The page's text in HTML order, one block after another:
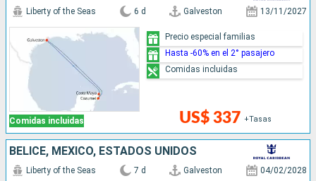
Comidas incluidas
Liberty of the Seas 6 d Galveston 13/11/2027
US$ 337 +Tasas
Precio especial familias
Hasta -60% en el 2° pasajero
Comidas incluidas
BELICE, MÉXICO, ESTADOS UNIDOS
Liberty of the Seas 7 d Galveston 04/02/2028